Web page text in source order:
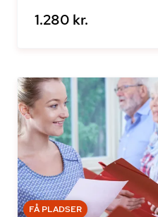
1.280 kr.
FÅ PLADSER